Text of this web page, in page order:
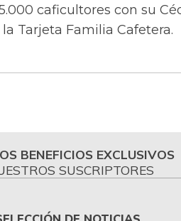
caficultores con su
Tarjeta Familia Cafetera.
BENEFICIOS EXCLUSIVOS
SUSCRIPTORES